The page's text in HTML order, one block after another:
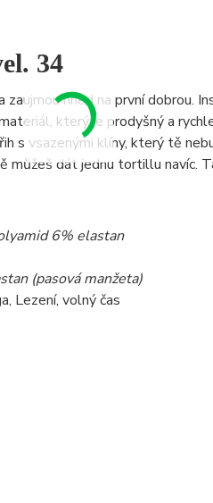
34
hned na první dobrou.
který je prodyšný a
s vsazenými klíny, který tě
můžeš dát jednu tortillu navíc.
6% elastan
(pasová manžeta)
Lezení, volný čas